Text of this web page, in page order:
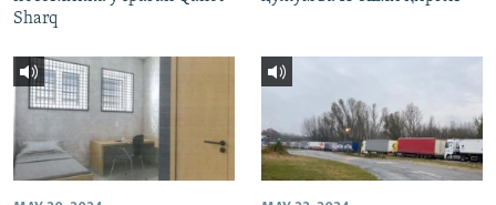
Sharq